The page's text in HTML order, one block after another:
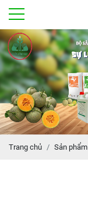
Trang chủ Sản phẩm